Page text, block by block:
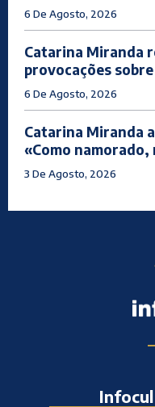
6 De Agosto, 2026
Catarina Miranda
provocações
6 De Agosto, 2026
Catarina Miranda
«Como
3 De Agosto, 2026